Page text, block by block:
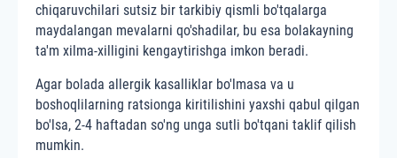
chiqaruvchilari sutsiz bir tarkibiy qismli bo'tqalarga
maydalangan mevalarni qo'shadilar, bu esa bolakayning
ta'm xilma-xilligini kengaytirishga imkon beradi.
Agar bolada allergik kasalliklar bo'lmasa va u
boshoqlilarning ratsionga kiritilishini yaxshi qabul qilgan
bo'lsa, 2-4 haftadan so'ng unga sutli bo'tqani taklif qilish
mumkin.